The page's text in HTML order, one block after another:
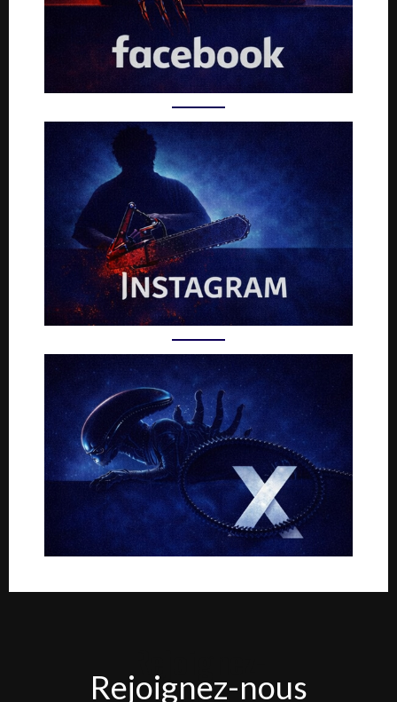
Rejoignez-nous